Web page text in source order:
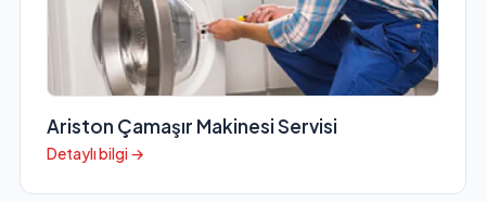
Ariston Çamaşır Makinesi Servisi
Detaylı bilgi →